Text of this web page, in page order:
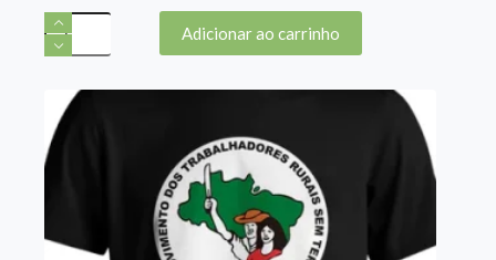
Camiseta
Preta
MST
quantidade
Adicionar ao carrinho